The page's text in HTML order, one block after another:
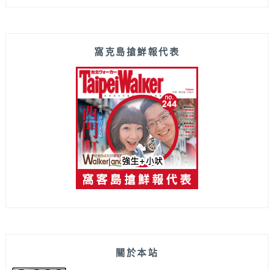
窩克島搶鮮報代表
關於本站